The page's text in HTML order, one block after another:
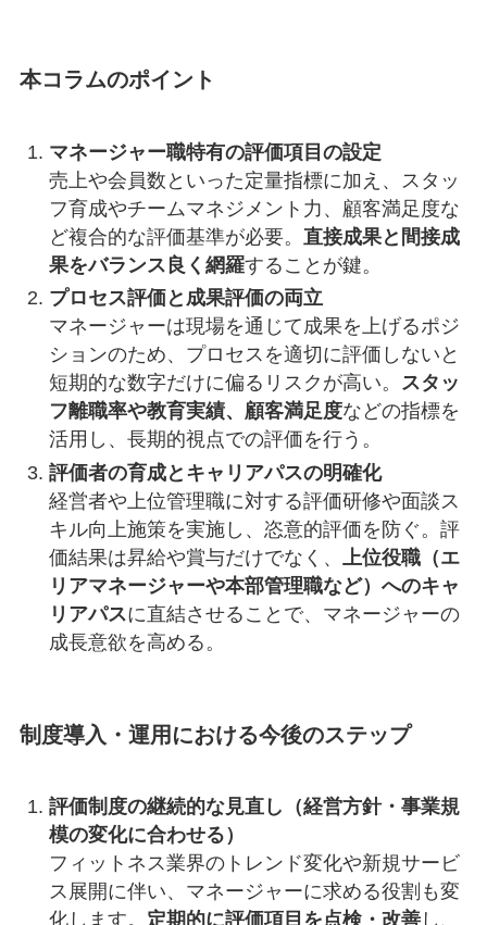
本コラムのポイント
マネージャー職特有の評価項目の設定
売上や会員数といった定量指標に加え、スタッ
フ育成やチームマネジメント力、顧客満足度な
ど複合的な評価基準が必要。 直接成果と間接成
果をバランス良く網羅することが鍵。
プロセス評価と成果評価の両立
マネージャーは現場を通じて成果を上げるポジ
ションのため、プロセスを適切に評価しないと
短期的な数字だけに偏るリスクが高い。 スタッ
フ離職率や教育実績、顧客満足度などの指標を
活用し、長期的視点での評価を行う。
評価者の育成とキャリアパスの明確化
経営者や上位管理職に対する評価研修や面談ス
キル向上施策を実施し、恣意的評価を防ぐ。評
価結果は昇給や賞与だけでなく、
上位役職（エ
リアマネージャーや本部管理職など）へのキャ
リアパスに直結させることで、マネージャーの
成長意欲を高める。
制度導入・運用における今後のステップ
評価制度の継続的な見直し（経営方針・事業規
模の変化に合わせる）
フィットネス業界のトレンド変化や新規サービ
ス展開に伴い、マネージャーに求める役割も変
化します。 定期的に評価項目を点検・改善し、